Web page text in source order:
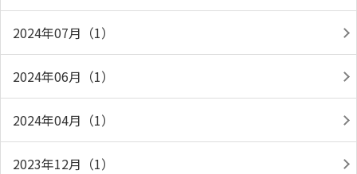
2024年07月（1）
2024年06月（1）
2024年04月（1）
2023年12月（1）